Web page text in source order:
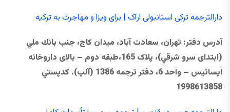
دارالترجمه ترکی استانبولی اراک | برای ویزا و مهاجرت به ترکیه
آدرس دفتر: تهران، سعادت آباد، ميدان كاج، جنب بانك ملي
(ابتدای سرو شرقي)، پلاک 165،طبقه دوم – بالای داروخانه
ایساتیس – واحد 6، دفتر ترجمه 1386 (آلپ). كدپستي
1998613858